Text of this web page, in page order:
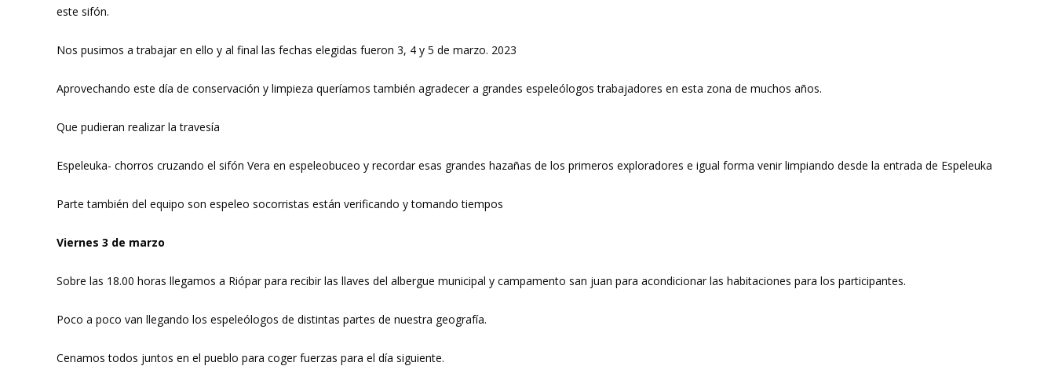
este sifón.
Nos pusimos a trabajar en ello y al final las fechas elegidas fueron 3, 4 y 5 de marzo. 2023
Aprovechando este día de conservación y limpieza queríamos también agradecer a grandes espeleólogos trabajadores en esta zona de muchos años.
Que pudieran realizar la travesía
Espeleuka- chorros cruzando el sifón Vera en espeleobuceo y recordar esas grandes hazañas de los primeros exploradores e igual forma venir limpiando desde la entrada de Espeleuka
Parte también del equipo son espeleo socorristas están verificando y tomando tiempos
Viernes 3 de marzo
Sobre las 18.00 horas llegamos a Riópar para recibir las llaves del albergue municipal y campamento san juan para acondicionar las habitaciones para los participantes.
Poco a poco van llegando los espeleólogos de distintas partes de nuestra geografía.
Cenamos todos juntos en el pueblo para coger fuerzas para el día siguiente.